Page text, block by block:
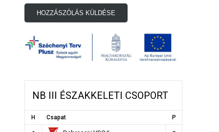
NB III ÉSZAKKELETI CSOPORT
H Csapat P